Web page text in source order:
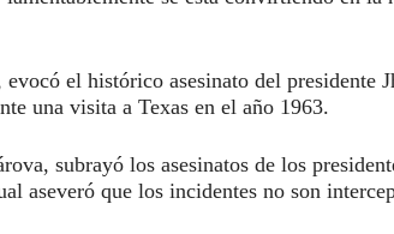
el histórico asesinato del presidente
una visita a Texas en el año 1963.
subrayó los asesinatos de los
aseveró que los incidentes no son